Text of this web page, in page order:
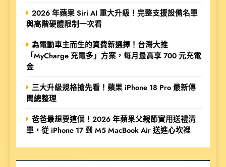
2026 年蘋果 Siri AI 重大升級！完整支援設備名單
與高階硬體限制一次看
為電動車主而生的資費新選擇！台灣大推
「MyCharge 充電多」方案，每月最高享 700 元充電
金
三大升級規格搶先看！蘋果 iPhone 18 Pro 最新傳
聞總整理
爸爸最想要這個！2026 年蘋果父親節實用送禮清
單，從 iPhone 17 到 M5 MacBook Air 送進心坎裡